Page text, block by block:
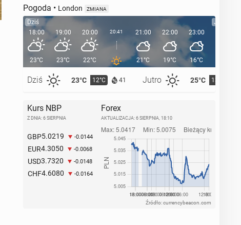
Pogoda • London ZMIANA
Dziś
18:00
23°C
Dziś 23°C 12°C 41 Jutro 25°C 13°C
19:00
23°C
20:00
22°C
20:41 21:00
21°C
22:00
19°C
23:00
16°C
Jutro
Kurs NBP
Z DNIA: 6 SIERPNIA
GBP5.0219 -0.0144
EUR4.3050 -0.0068
USD3.7320 -0.0148
CHF4.6080 -0.0164
Forex
AKTUALIZACJA: 6 SIERPNIA, 18:10
Źródło: currencybeacon.com